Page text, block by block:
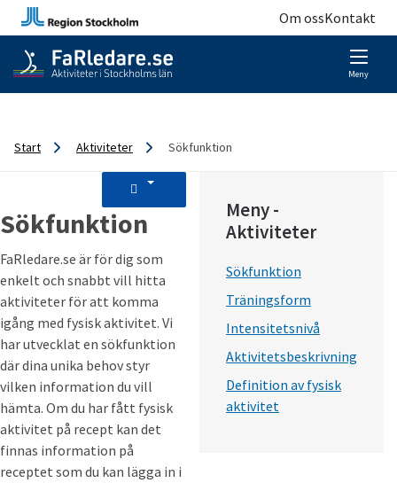
Om ossKontakt
Meny
Start Aktiviteter Sökfunktion
Sökfunktion
FaRledare.se är för dig som
enkelt och snabbt vill hitta
aktiviteter för att komma
igång med fysisk aktivitet. Vi
har utvecklat en sökfunktion
där dina unika behov styr
vilken information du vill
hämta. Om du har fått fysisk
aktivitet på recept kan det
finnas information på
receptet som du kan lägga in i
Meny -
Aktiviteter
Sökfunktion
Träningsform
Intensitetsnivå
Aktivitetsbeskrivning
Definition av fysisk
aktivitet